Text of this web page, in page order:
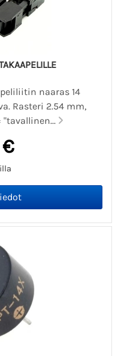
naaras 14
Rasteri 2.54 mm,
"tavallinen...